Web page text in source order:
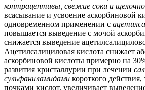
контрацептивы, свежие соки и
всасывание и усвоение аскорбиновой
одновременном применении с
повышается выведение с мочой
снижается выведение
Ацетилсалициловая кислота снижает
аскорбиновой кислоты примерно на
развития кристаллурии при лечении
сульфаниламидами короткого
почками кислот, увеличивает